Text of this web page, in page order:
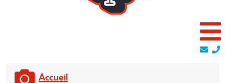
Accueil